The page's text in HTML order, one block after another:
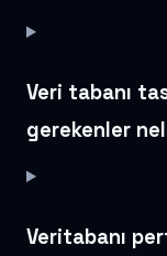
Veri tabanı
gerekenler
Veritabanı